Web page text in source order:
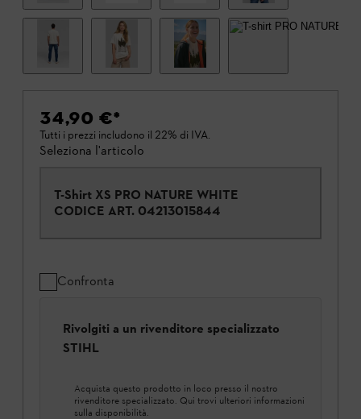
34,90 €*
Tutti i prezzi includono il 22% di IVA.
Seleziona l'articolo
T-Shirt XS PRO NATURE WHITE
CODICE ART. 04213015844
Confronta
Rivolgiti a un rivenditore specializzato
STIHL
Acquista questo prodotto in loco presso il nostro
rivenditore specializzato. Qui trovi ulteriori informazioni
sulla disponibilità.